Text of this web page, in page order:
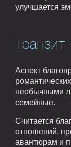
улучшается
Аспект
необычными
семейные.
Считается
отношений,
авантюрам и